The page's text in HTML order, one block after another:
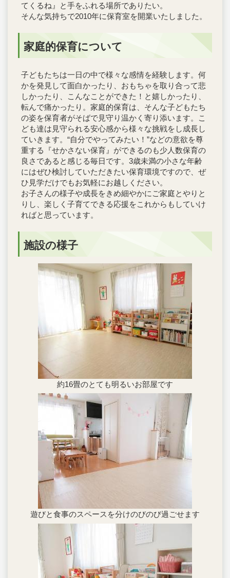
てくるね』と手をふれる場所でありたい。
そんな気持ちで2010年に保育室を開業いたしました。
家庭的保育について
子どもたちは一日の中で様々な感情を経験します。何
かを発見して面白かったり、おもちゃを取り合って悲
しかったり、こんなことができた！と嬉しかったり、
転んで痛かったり。家庭的保育は、そんな子どもたち
の姿を保育者がそばで見守り温かく寄り添います。こ
ども達は見守られる安心感から様々な挑戦をし成長し
ていきます。“自分でやってみたい！”などの意欲を尊
重する『せかさない保育』ができるのも少人数保育の
良さであると感じる毎日です。3歳未満の小さな年齢
にはぜひ検討していただきたい保育環境ですので、ぜ
ひ見学だけでもお気軽にお越しください。
お子さんの様子や成長をきめ細やかにご家庭とやりと
りし、楽しく子育てできる応援をこれからもしていけ
ればと思っています。
施設の様子
約16畳のとても明るいお部屋です
遊びと食事のスペースを分けのびのび過ごせます